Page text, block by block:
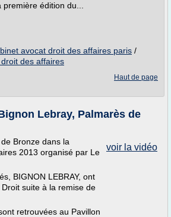
édition du...
avocat droit des affaires paris /
des affaires
Haut de page
Lebray, Palmarès de
voir la vidéo
Bronze dans la
2013 organisé par Le
BIGNON LEBRAY, ont
suite à la remise de
retrouvées au Pavillon